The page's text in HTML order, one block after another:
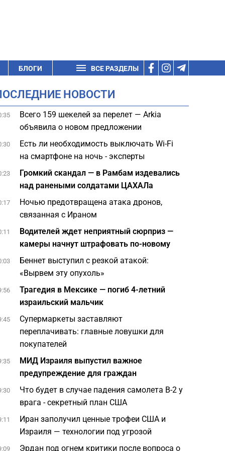
БЛОГИ ВСЕ РАЗДЕЛЫ
НОВОСТИ
Всего 159 шекелей за перелет — Arkia
объявила о новом предложении
Есть ли необходимость выключать Wi-Fi
на смартфоне на ночь - эксперты
Громкий скандал — в Рамбам издевались
над ранеными солдатами ЦАХАЛа
Ночью предотвращена атака дронов,
связанная с Ираном
Водителей ждет неприятный сюрприз —
камеры начнут штрафовать по-новому
Беннет выступил с резкой атакой:
«Вырвем эту опухоль»
Трагедия в Мексике — погиб 4-летний
израильский мальчик
Супермаркеты заставляют
переплачивать: главные ловушки для
покупателей
МИД Израиля выпустил важное
предупреждение для граждан
Что будет в случае падения самолета B-2 у
врага - секретный план США
Иран заполучил ценные трофеи США и
Израиля — технологии под угрозой
Эрдан под огнем критики после вопроса о